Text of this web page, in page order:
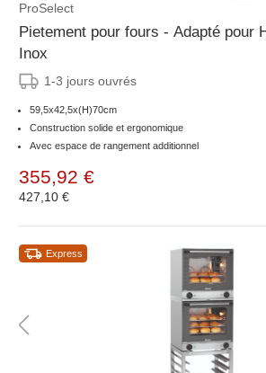
ProSelect
Pietement pour fours - Adapté pour
Inox
1-3 jours ouvrés
59,5x42,5x(H)70cm
Construction solide et ergonomique
Avec espace de rangement additionnel
355,92 €
427,10 €
Express